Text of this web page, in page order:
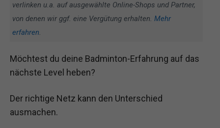
verlinken u.a. auf ausgewählte Online-Shops und Partner,
von denen wir ggf. eine Vergütung erhalten. Mehr
erfahren.
Möchtest du deine Badminton-Erfahrung auf das
nächste Level heben?
Der richtige Netz kann den Unterschied
ausmachen.